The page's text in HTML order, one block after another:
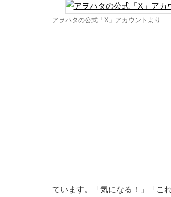
アヲハタの公式「X」アカウントより
ています。「気になる！」「こ